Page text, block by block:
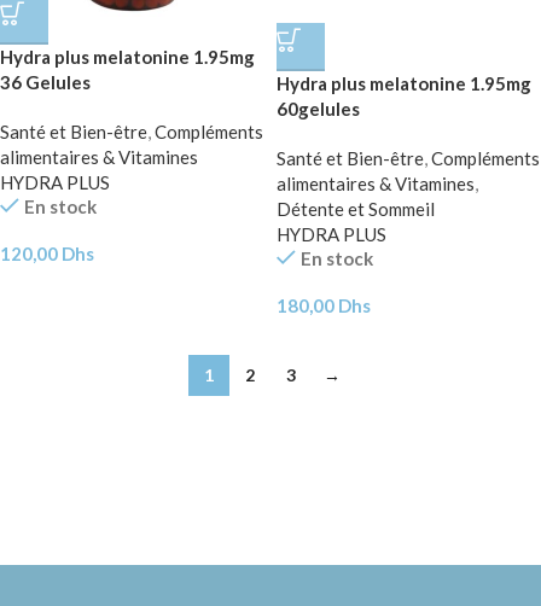
Hydra plus melatonine 1.95mg
36 Gelules
Santé et Bien-être,Compléments
alimentaires & Vitamines
HYDRA PLUS
En stock
120,00 Dhs
Hydra plus melatonine 1.95mg
60gelules
Santé et Bien-être,Compléments
alimentaires & Vitamines,
Détente et Sommeil
HYDRA PLUS
En stock
180,00 Dhs
1 2 3 →